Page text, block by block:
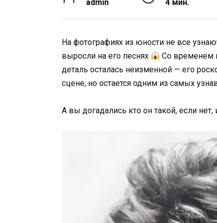
admin 4 мин.
На фотографиях из юности не все
выросли на его песнях
Со временем
деталь осталась неизменной — его
сцене, но остается одним из самых
А вы догадались кто он такой, если